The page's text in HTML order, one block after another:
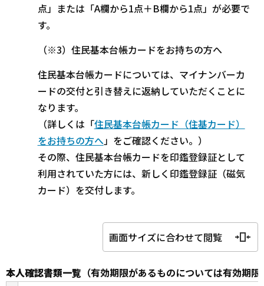
点」または「A欄から1点＋B欄から1点」が必要で
す。
（※3）住民基本台帳カードをお持ちの方へ
住民基本台帳カードについては、マイナンバーカ
ードの交付と引き替えに返納していただくことに
なります。
（詳しくは「住民基本台帳カード（住基カード）
をお持ちの方へ 」をご確認ください。）
その際、住民基本台帳カードを印鑑登録証として
利用されていた方には、新しく印鑑登録証（磁気
カード）を交付します。
画面サイズに合わせて閲覧
本人確認書類一覧 （有効期限があるものについては有効期